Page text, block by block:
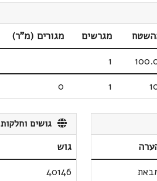
מגרשים מגורים (מ"ר)
1
1
0
גושים וחלקות
גוש
40146